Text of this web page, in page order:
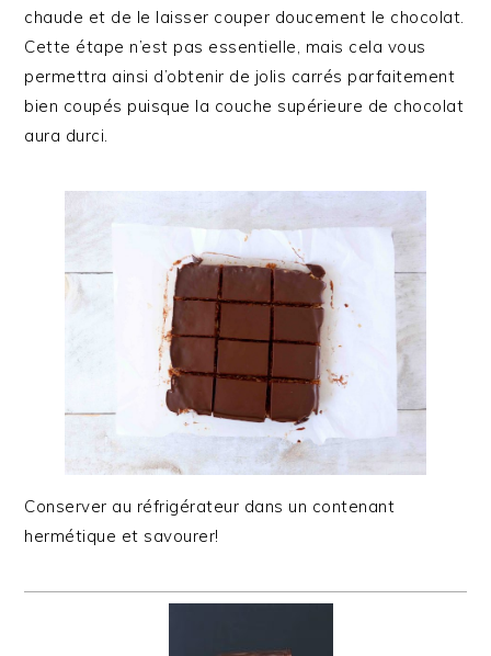
chaude et de le laisser couper doucement le chocolat.
Cette étape n’est pas essentielle, mais cela vous
permettra ainsi d’obtenir de jolis carrés parfaitement
bien coupés puisque la couche supérieure de chocolat
aura durci.
Conserver au réfrigérateur dans un contenant
hermétique et savourer!